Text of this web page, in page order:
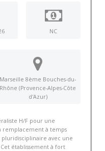
NC
Marseille 8ème Bouches-du-
Rhône (Provence-Alpes-Côte
d'Azur)
H/F pour une
remplacement à temps
avec une
établissement à fort